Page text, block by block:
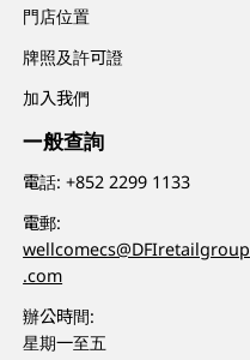
門店位置
牌照及許可證
加入我們
一般查詢
電話:+852 2299 1133
電郵:
wellcomecs@DFIretailgroup
.com
辦公時間:
星期一至五